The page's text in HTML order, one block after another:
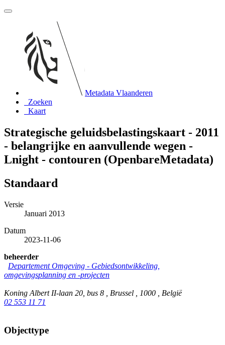
Metadata Vlaanderen
Zoeken
Kaart
Strategische geluidsbelastingskaart - 2011
- belangrijke en aanvullende wegen -
Lnight - contouren (OpenbareMetadata)
Standaard
Versie
Januari 2013
Datum
2023-11-06
beheerder
Departement Omgeving - Gebiedsontwikkeling,
omgevingsplanning en -projecten
Koning Albert II-laan 20, bus 8 , Brussel , 1000 , België
02 553 11 71
Objecttype